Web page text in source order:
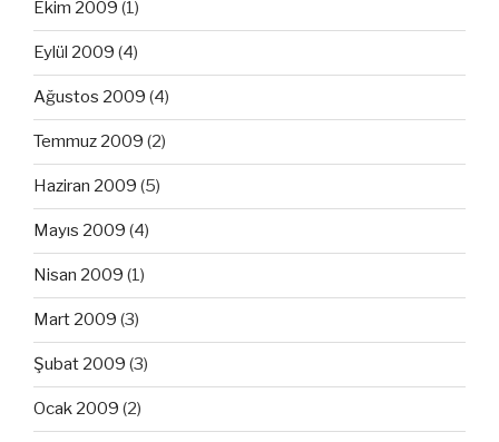
Ekim 2009 (1)
Eylül 2009 (4)
Ağustos 2009 (4)
Temmuz 2009 (2)
Haziran 2009 (5)
Mayıs 2009 (4)
Nisan 2009 (1)
Mart 2009 (3)
Şubat 2009 (3)
Ocak 2009 (2)